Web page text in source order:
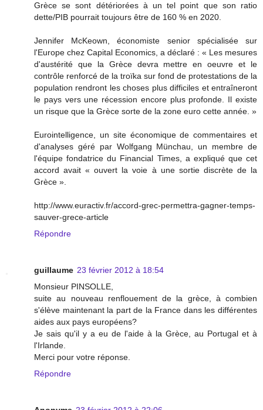
Grèce se sont détériorées à un tel point que son ratio
dette/PIB pourrait toujours être de 160 % en 2020.
Jennifer McKeown, économiste senior spécialisée sur
l'Europe chez Capital Economics, a déclaré : « Les mesures
d'austérité que la Grèce devra mettre en oeuvre et le
contrôle renforcé de la troïka sur fond de protestations de la
population rendront les choses plus difficiles et entraîneront
le pays vers une récession encore plus profonde. Il existe
un risque que la Grèce sorte de la zone euro cette année. »
Eurointelligence, un site économique de commentaires et
d'analyses géré par Wolfgang Münchau, un membre de
l'équipe fondatrice du Financial Times, a expliqué que cet
accord avait « ouvert la voie à une sortie discrète de la
Grèce ».
http://www.euractiv.fr/accord-grec-permettra-gagner-temps-
sauver-grece-article
Répondre
guillaume 23 février 2012 à 18:54
Monsieur PINSOLLE,
suite au nouveau renflouement de la grèce, à combien
s'élève maintenant la part de la France dans les différentes
aides aux pays européens?
Je sais qu'il y a eu de l'aide à la Grèce, au Portugal et à
l'Irlande.
Merci pour votre réponse.
Répondre